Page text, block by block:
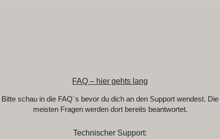
FAQ – hier gehts lang
Bitte schau in die FAQ´s bevor du dich an den Support wendest. Die
meisten Fragen werden dort bereits beantwortet.
Technischer Support: